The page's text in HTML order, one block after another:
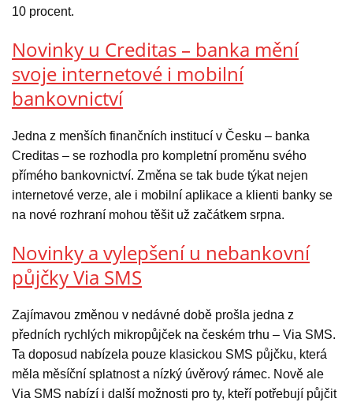
10 procent.
Novinky u Creditas – banka mění
svoje internetové i mobilní
bankovnictví
Jedna z menších finančních institucí v Česku – banka
Creditas – se rozhodla pro kompletní proměnu svého
přímého bankovnictví. Změna se tak bude týkat nejen
internetové verze, ale i mobilní aplikace a klienti banky se
na nové rozhraní mohou těšit už začátkem srpna.
Novinky a vylepšení u nebankovní
půjčky Via SMS
Zajímavou změnou v nedávné době prošla jedna z
předních rychlých mikropůjček na českém trhu – Via SMS.
Ta doposud nabízela pouze klasickou SMS půjčku, která
měla měsíční splatnost a nízký úvěrový rámec. Nově ale
Via SMS nabízí i další možnosti pro ty, kteří potřebují půjčit